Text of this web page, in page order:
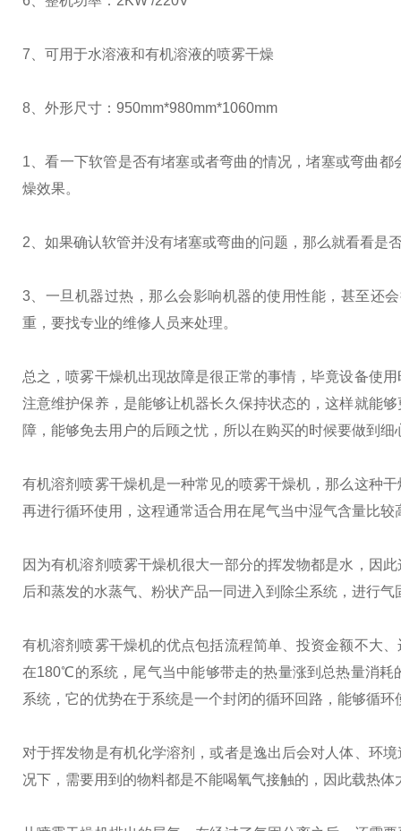
7、可用于水溶液和有机溶液的喷雾干燥
8、外形尺寸：950mm*980mm*1060mm
1、看一下软管是否有堵塞或者弯曲的情况，堵塞或弯曲
燥效果。
2、如果确认软管并没有堵塞或弯曲的问题，那么就看看是
3、一旦机器过热，那么会影响机器的使用性能，甚至还
重，要找专业的维修人员来处理。
总之，喷雾干燥机出现故障是很正常的事情，毕竟设备使
注意维护保养，是能够让机器长久保持状态的，这样就能
障，能够免去用户的后顾之忧，所以在购买的时候要做到细
有机溶剂喷雾干燥机是一种常见的喷雾干燥机，那么这种
再进行循环使用，这程通常适合用在尾气当中湿气含量比
因为有机溶剂喷雾干燥机很大一部分的挥发物都是水，因
后和蒸发的水蒸气、粉状产品一同进入到除尘系统，进行
有机溶剂喷雾干燥机的优点包括流程简单、投资金额不大
在180℃的系统，尾气当中能够带走的热量涨到总热量消
系统，它的优势在于系统是一个封闭的循环回路，能够循环
对于挥发物是有机化学溶剂，或者是逸出后会对人体、环
况下，需要用到的物料都是不能喝氧气接触的，因此载热体